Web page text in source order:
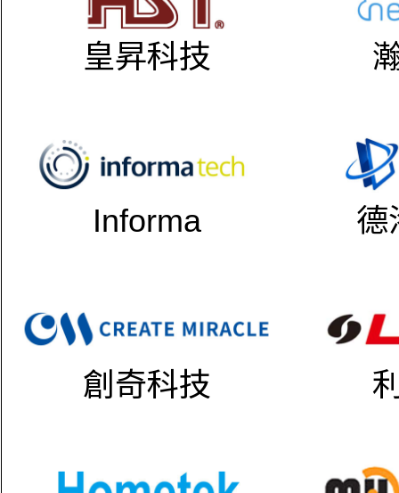
皇昇科技
Informa 德
創奇科技